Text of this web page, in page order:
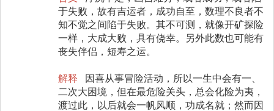
于失败，故有吉运者，成功自至，数理不良者不
知不觉之间陷于失败。其不可测，就像开矿探险
一样，大成大败，具有侥幸。另外此数也可能有
丧失伴侣，短寿之运。
解释
因喜从事冒险活动，所以一生中会有一、
二次大困境，但在最危险关头，总会化险为夷，
渡过此，以后就会一帆风顺，功成名就；然而因